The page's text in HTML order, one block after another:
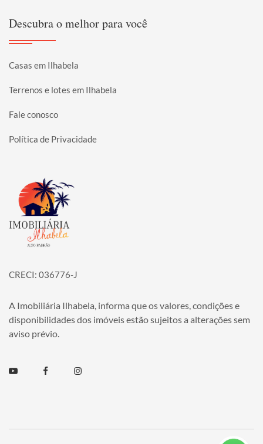
Descubra o melhor para você
Casas em Ilhabela
Terrenos e lotes em Ilhabela
Fale conosco
Política de Privacidade
Página inicial
CRECI: 036776-J
A Imobiliária Ilhabela, informa que os valores, condições e
disponibilidades dos imóveis estão sujeitos a alterações sem
aviso prévio.
Youtube FacebookInstagram